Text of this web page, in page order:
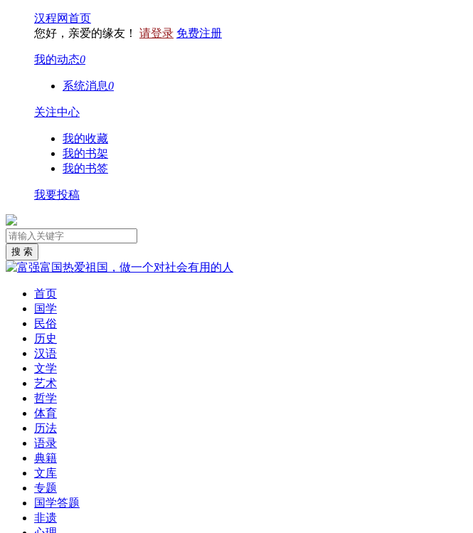
汉程网首页
您好，亲爱的缘友！ 请登录 免费注册
我的动态0
系统消息0
关注中心
我的收藏
我的书架
我的书签
我要投稿
首页
国学
民俗
历史
汉语
文学
艺术
哲学
体育
历法
语录
典籍
文库
专题
国学答题
非遗